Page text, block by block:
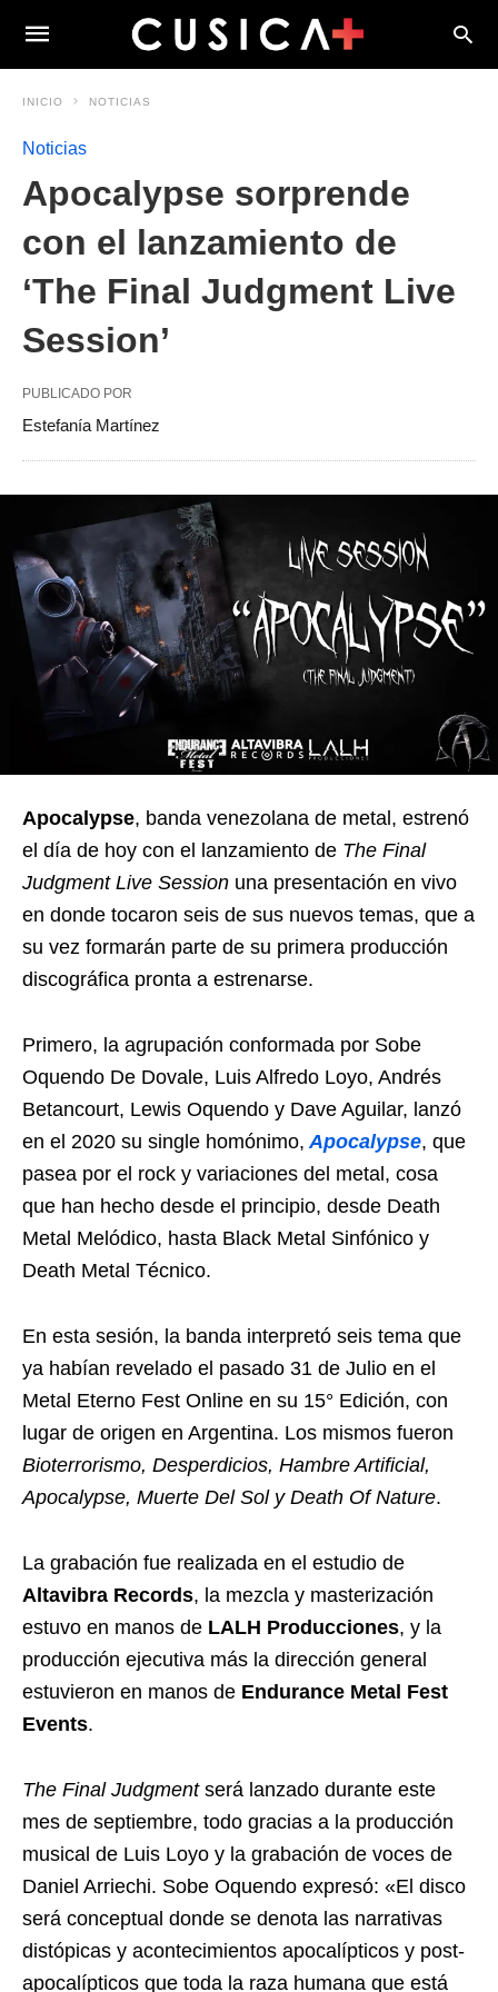
INICIO NOTICIAS
Noticias
Apocalypse sorprende
con el lanzamiento de
‘The Final Judgment Live
Session’
PUBLICADO POR
Estefanía Martínez
Apocalypse, banda venezolana de metal, estrenó
el día de hoy con el lanzamiento de The Final
Judgment Live Session una presentación en vivo
en donde tocaron seis de sus nuevos temas, que a
su vez formarán parte de su primera producción
discográfica pronta a estrenarse.
Primero, la agrupación conformada por Sobe
Oquendo De Dovale, Luis Alfredo Loyo, Andrés
Betancourt, Lewis Oquendo y Dave Aguilar, lanzó
en el 2020 su single homónimo, Apocalypse, que
pasea por el rock y variaciones del metal, cosa
que han hecho desde el principio, desde Death
Metal Melódico, hasta Black Metal Sinfónico y
Death Metal Técnico.
En esta sesión, la banda interpretó seis tema que
ya habían revelado el pasado 31 de Julio en el
Metal Eterno Fest Online en su 15° Edición, con
lugar de origen en Argentina. Los mismos fueron
Bioterrorismo, Desperdicios, Hambre Artificial,
Apocalypse, Muerte Del Sol y Death Of Nature.
La grabación fue realizada en el estudio de
Altavibra Records, la mezcla y masterización
estuvo en manos de LALH Producciones, y la
producción ejecutiva más la dirección general
estuvieron en manos de Endurance Metal Fest
Events.
The Final Judgmentserá lanzado durante este
mes de septiembre, todo gracias a la producción
musical de Luis Loyo y la grabación de voces de
Daniel Arriechi. Sobe Oquendo expresó: «El disco
será conceptual donde se denota las narrativas
distópicas y acontecimientos apocalípticos y post-
apocalípticos que toda la raza humana que está